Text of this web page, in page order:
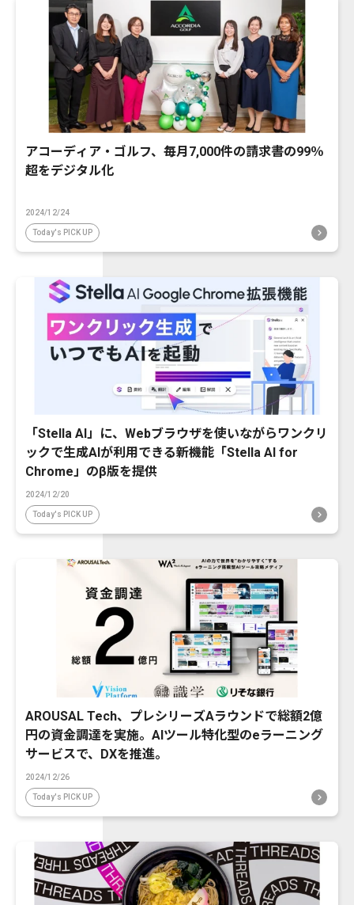
アコーディア・ゴルフ、毎月7,000件の請求書の99％
超をデジタル化
2024/12/24
Today's PICK UP
「Stella AI」に、Webブラウザを使いながらワンクリ
ックで生成AIが利用できる新機能「Stella AI for
Chrome」のβ版を提供
2024/12/20
Today's PICK UP
AROUSAL Tech、プレシリーズAラウンドで総額2億
円の資金調達を実施。AIツール特化型のeラーニング
サービスで、DXを推進。
2024/12/26
Today's PICK UP